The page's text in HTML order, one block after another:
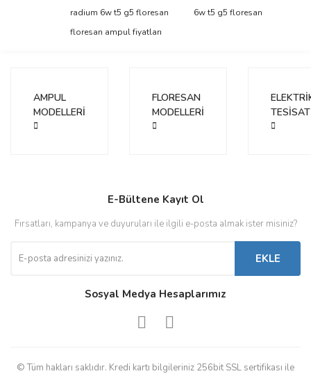
Yorum Yaz
Ürün resmi kalitesiz, bozuk veya görüntülenemiyor.
Bu ürüne benzer farklı alternatifler olmalı.
Gönder
radium 6w t5 g5 floresan
6w t5 g5 floresan
floresan ampul fiyatları
AMPUL
MODELLERİ
FLORESAN
MODELLERİ
TESİSAT
E-Bültene Kayıt Ol
Fırsatları, kampanya ve duyuruları ile ilgili e-posta almak ister misiniz?
EKLE
Sosyal Medya Hesaplarımız
© Tüm hakları saklıdır. Kredi kartı bilgileriniz 256bit SSL sertifikası ile